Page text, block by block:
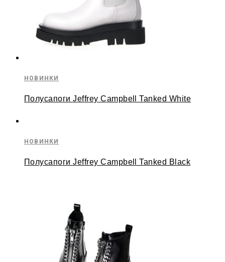
НОВИНКИ
Полусапоги Jeffrey Campbell Tanked White
НОВИНКИ
Полусапоги Jeffrey Campbell Tanked Black